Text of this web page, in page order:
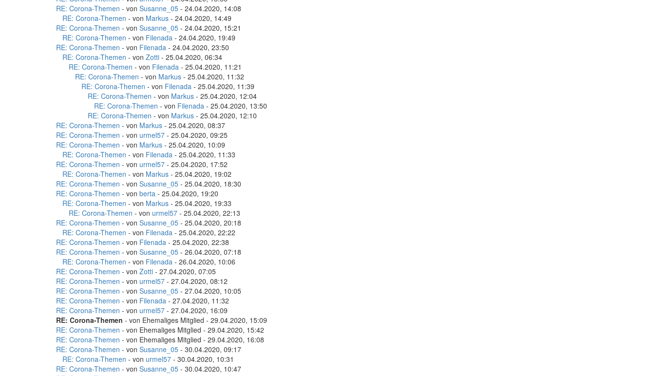
RE: Corona-Themen - von Susanne_05 - 24.04.2020, 14:08
RE: Corona-Themen - von Markus - 24.04.2020, 14:49
RE: Corona-Themen - von Susanne_05 - 24.04.2020, 15:21
RE: Corona-Themen - von Filenada - 24.04.2020, 19:49
RE: Corona-Themen - von Filenada - 24.04.2020, 23:50
RE: Corona-Themen - von Zotti - 25.04.2020, 06:34
RE: Corona-Themen - von Filenada - 25.04.2020, 11:21
RE: Corona-Themen - von Markus - 25.04.2020, 11:32
RE: Corona-Themen - von Filenada - 25.04.2020, 11:39
RE: Corona-Themen - von Markus - 25.04.2020, 12:04
RE: Corona-Themen - von Filenada - 25.04.2020, 13:50
RE: Corona-Themen - von Markus - 25.04.2020, 12:10
RE: Corona-Themen - von Markus - 25.04.2020, 08:37
RE: Corona-Themen - von urmel57 - 25.04.2020, 09:25
RE: Corona-Themen - von Markus - 25.04.2020, 10:09
RE: Corona-Themen - von Filenada - 25.04.2020, 11:33
RE: Corona-Themen - von urmel57 - 25.04.2020, 17:52
RE: Corona-Themen - von Markus - 25.04.2020, 19:02
RE: Corona-Themen - von Susanne_05 - 25.04.2020, 18:30
RE: Corona-Themen - von berta - 25.04.2020, 19:20
RE: Corona-Themen - von Markus - 25.04.2020, 19:33
RE: Corona-Themen - von urmel57 - 25.04.2020, 22:13
RE: Corona-Themen - von Susanne_05 - 25.04.2020, 20:18
RE: Corona-Themen - von Filenada - 25.04.2020, 22:22
RE: Corona-Themen - von Filenada - 25.04.2020, 22:38
RE: Corona-Themen - von Susanne_05 - 26.04.2020, 07:18
RE: Corona-Themen - von Filenada - 26.04.2020, 10:06
RE: Corona-Themen - von Zotti - 27.04.2020, 07:05
RE: Corona-Themen - von urmel57 - 27.04.2020, 08:12
RE: Corona-Themen - von Susanne_05 - 27.04.2020, 10:05
RE: Corona-Themen - von Filenada - 27.04.2020, 11:32
RE: Corona-Themen - von urmel57 - 27.04.2020, 16:09
RE: Corona-Themen - von Ehemaliges Mitglied - 29.04.2020, 15:09
RE: Corona-Themen - von Ehemaliges Mitglied - 29.04.2020, 15:42
RE: Corona-Themen - von Ehemaliges Mitglied - 29.04.2020, 16:08
RE: Corona-Themen - von Susanne_05 - 30.04.2020, 09:17
RE: Corona-Themen - von urmel57 - 30.04.2020, 10:31
RE: Corona-Themen - von Susanne_05 - 30.04.2020, 10:47